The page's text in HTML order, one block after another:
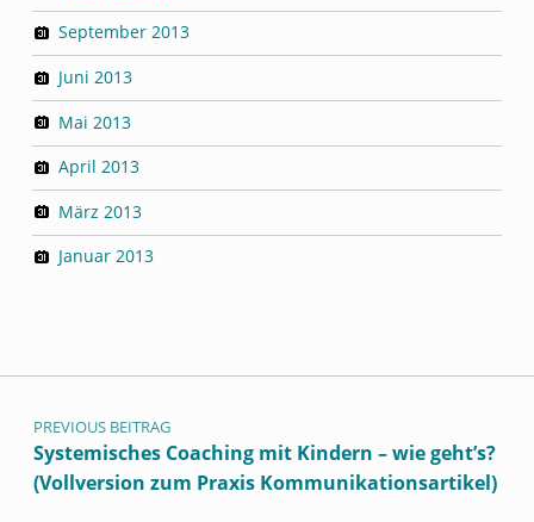
September 2013
Juni 2013
Mai 2013
April 2013
März 2013
Januar 2013
Beitragsnavigation
PREVIOUS BEITRAG
Systemisches Coaching mit Kindern – wie geht’s?
(Vollversion zum Praxis Kommunikationsartikel)